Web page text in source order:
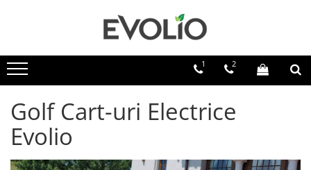
1 2
Golf Cart-uri Electrice
Evolio